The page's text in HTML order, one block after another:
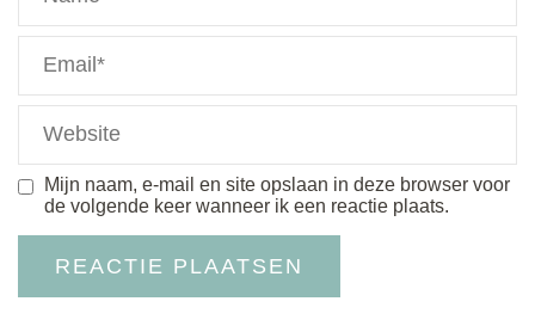
Mijn naam, e-mail en site opslaan in deze browser voor
de volgende keer wanneer ik een reactie plaats.